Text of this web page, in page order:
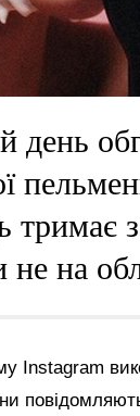
день
тримає
не на
Instagram